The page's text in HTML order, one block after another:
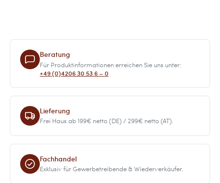
Beratung
Für Produktinformationen erreichen Sie uns unter:
+49 (0)4206 30 53 6 – 0
Lieferung
Frei Haus ab 199€ netto (DE) / 299€ netto (AT).
Fachhandel
Exklusiv für Gewerbetreibende & Wiederverkäufer.